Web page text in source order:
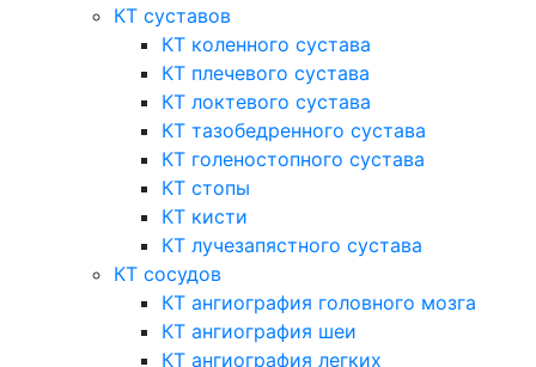
КТ суставов
КТ коленного сустава
КТ плечевого сустава
КТ локтевого сустава
КТ тазобедренного сустава
КТ голеностопного сустава
КТ стопы
КТ кисти
КТ лучезапястного сустава
КТ сосудов
КТ ангиография головного мозга
КТ ангиография шеи
КТ ангиография легких